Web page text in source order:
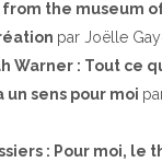
from the museum
par Joëlle
Warner : Tout ce
un sens pour moi
: Pour moi, le